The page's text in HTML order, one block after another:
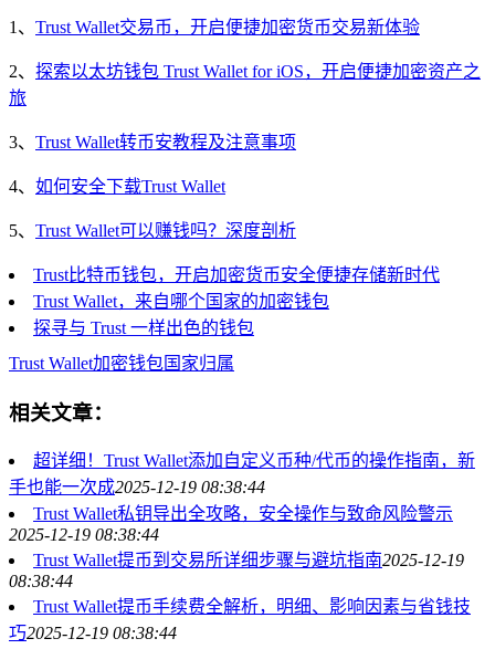
1、 Trust Wallet交易币，开启便捷加密货币交易新体验
2、 探索以太坊钱包 Trust Wallet for iOS，开启便捷加密资产之
旅
3、 Trust Wallet转币安教程及注意事项
4、 如何安全下载Trust Wallet
5、 Trust Wallet可以赚钱吗？深度剖析
Trust比特币钱包，开启加密货币安全便捷存储新时代
Trust Wallet，来自哪个国家的加密钱包
探寻与 Trust 一样出色的钱包
Trust Wallet加密钱包国家归属
相关文章：
超详细！Trust Wallet添加自定义币种/代币的操作指南，新
手也能一次成2025-12-19 08:38:44
Trust Wallet私钥导出全攻略，安全操作与致命风险警示
2025-12-19 08:38:44
Trust Wallet提币到交易所详细步骤与避坑指南2025-12-19
08:38:44
Trust Wallet提币手续费全解析，明细、影响因素与省钱技
巧2025-12-19 08:38:44